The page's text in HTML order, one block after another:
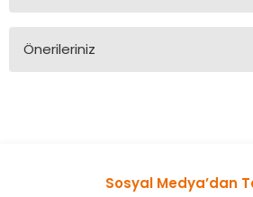
Önerileriniz
Ürün resmi kalitesiz, bozuk veya
Sosyal Medya’dan